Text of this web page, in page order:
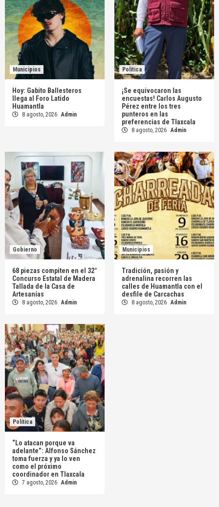
Municipios
Hoy: Gabito Ballesteros
llega al Foro Latido
Huamantla
8 agosto, 2026 Admin
Política
¡Se equivocaron las
encuestas! Carlos Augusto
Pérez entre los tres
punteros en las
preferencias de Tlaxcala
8 agosto, 2026 Admin
Gobierno
68 piezas compiten en el 32°
Concurso Estatal de Madera
Tallada de la Casa de
Artesanías
8 agosto, 2026 Admin
Municipios
Tradición, pasión y
adrenalina recorren las
calles de Huamantla con el
desfile de Carcachas
8 agosto, 2026 Admin
Política
“Lo atacan porque va
adelante”: Alfonso Sánchez
toma fuerza y ya lo ven
como el próximo
coordinador en Tlaxcala
7 agosto, 2026 Admin